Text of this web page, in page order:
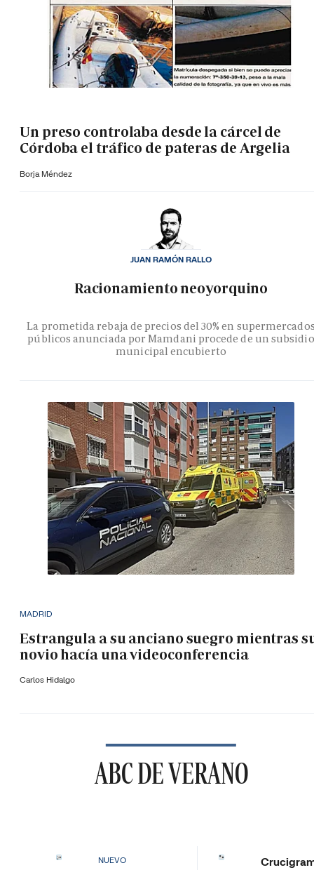
Un preso controlaba desde la cárcel de
Córdoba el tráfico de pateras de Argelia
Borja Méndez
Racionamiento neoyorquino
La prometida rebaja de precios del 30% en
públicos anunciada por Mamdani procede de un subsidio
municipal encubierto
JUAN RAMÓN RALLO
MADRID
Estrangula a su anciano suegro mientras
novio hacía una videoconferencia
Carlos Hidalgo
ABC DE VERANO
NUEVO